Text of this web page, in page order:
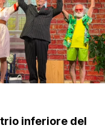
inferiore del